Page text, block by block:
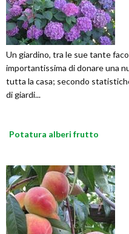
Un giardino, tra le sue tante
importantissima di donare una
tutta la casa; secondo
di giardi...
Potatura alberi frutto